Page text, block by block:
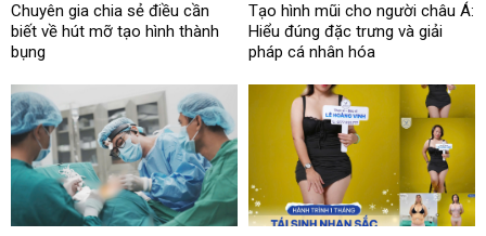
Chuyên gia chia sẻ điều cần
biết về hút mỡ tạo hình thành
bụng
Tạo hình mũi cho người châu Á:
Hiểu đúng đặc trưng và giải
pháp cá nhân hóa